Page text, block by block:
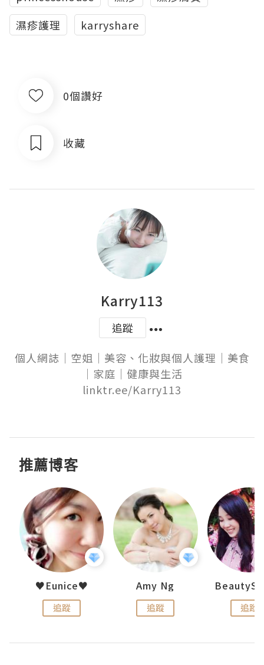
濕疹護理
karryshare
0個讚好
收藏
Karry113
追蹤
個人網誌｜空姐｜美容、化妝與個人護理｜美食
｜家庭｜健康與生活
linktr.ee/Karry113
推薦博客
♥Eunice♥
追蹤
Amy Ng
追蹤 追蹤